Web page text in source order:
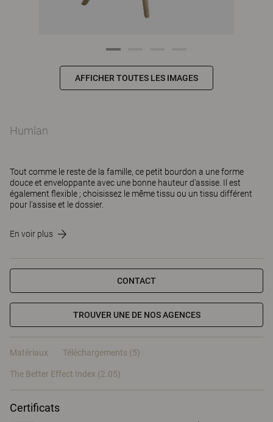
AFFICHER TOUTES LES IMAGES
Humlan
Tout comme le reste de la famille, ce petit bourdon a une forme
douce et enveloppante avec une bonne hauteur d'assise. Il est
également flexible ; choisissez le même tissu ou un tissu différent
pour l'assise et le dossier.
En voir plus
CONTACT
TROUVER UNE DE NOS AGENCES
Matériaux Téléchargements (5)
The Better Effect Index (2.05)
Certificats